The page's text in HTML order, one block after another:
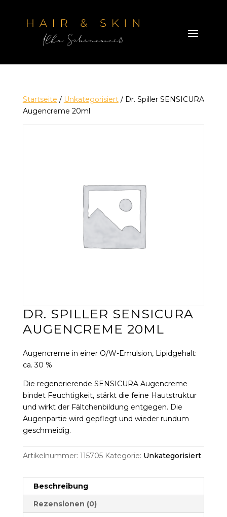
Startseite / Unkategorisiert/ Dr. Spiller SENSICURA
Augencreme 20ml
DR. SPILLER SENSICURA
AUGENCREME 20ML
Augencreme in einer O/W-Emulsion, Lipidgehalt:
ca. 30 %
Die regenerierende SENSICURA Augencreme
bindet Feuchtigkeit, stärkt die feine Hautstruktur
und wirkt der Fältchenbildung entgegen. Die
Augenpartie wird gepflegt und wieder rundum
geschmeidig.
Artikelnummer: 115705 Kategorie: Unkategorisiert
Beschreibung
Rezensionen (0)